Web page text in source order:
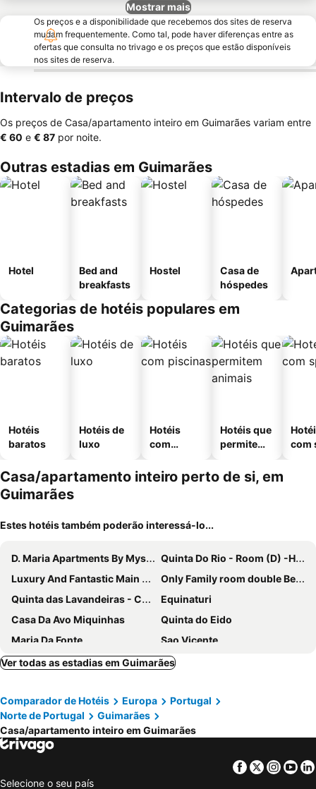
Mostrar mais
Os preços e a disponibilidade que recebemos dos sites de reserva
mudam frequentemente. Como tal, pode haver diferenças entre as
ofertas que consulta no trivago e os preços que estão disponíveis
nos sites de reserva.
Intervalo de preços
Os preços de Casa/apartamento inteiro em Guimarães variam entre
‎€ 60 e ‎€ 87 por noite.
Outras estadias em Guimarães
Hotel
Bed and
breakfasts
Hostel
Casa de
hóspedes
Categorias de hotéis populares em
Guimarães
Hotéis
baratos
Hotéis de
luxo
Hotéis
com
Hotéis que
permitem
com
Casa/apartamento inteiro perto de si, em
Guimarães
Estes hotéis também poderão interessá-lo...
D. Maria Apartments By Mystay
Quinta Do Rio - Room (D) -Hotel Rural - Restaurant- Small. Lunch Included
Luxury And Fantastic Main House, Mother'S House, Swimming Pool And Jacuzzi
Only Family room double Bed for couple or girls
Quinta das Lavandeiras - Caldas de Vizela
Equinaturi
Casa Da Avo Miquinhas
Quinta do Eido
Maria Da Fonte
Sao Vicente
Fonte de Cima - Casa de Campo Moderna com Piscina
Villas do Monte
Maria de Lurdes Residências
Casa dos Bernardos
Rooms4you 1 In Historic Center Of Braga
Dos Avos
Quinta do Perguntouro
Casa de Guadalupe
Ver todas as estadias em Guimarães
Comparador de Hotéis Europa
Portugal
Norte de Portugal
Guimarães
Casa/apartamento inteiro em Guimarães
Facebook
Twitter
Selecione o seu país